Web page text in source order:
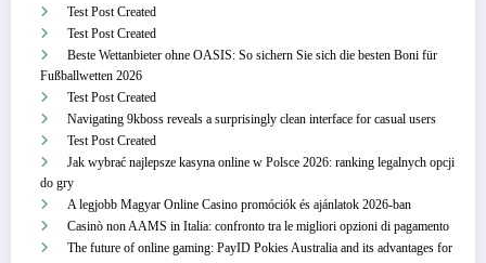
Test Post Created
Test Post Created
Beste Wettanbieter ohne OASIS: So sichern Sie sich die besten Boni für
Fußballwetten 2026
Test Post Created
Navigating 9kboss reveals a surprisingly clean interface for casual users
Test Post Created
Jak wybrać najlepsze kasyna online w Polsce 2026: ranking legalnych opcji
do gry
A legjobb Magyar Online Casino promóciók és ajánlatok 2026-ban
Casinò non AAMS in Italia: confronto tra le migliori opzioni di pagamento
The future of online gaming: PayID Pokies Australia and its advantages for